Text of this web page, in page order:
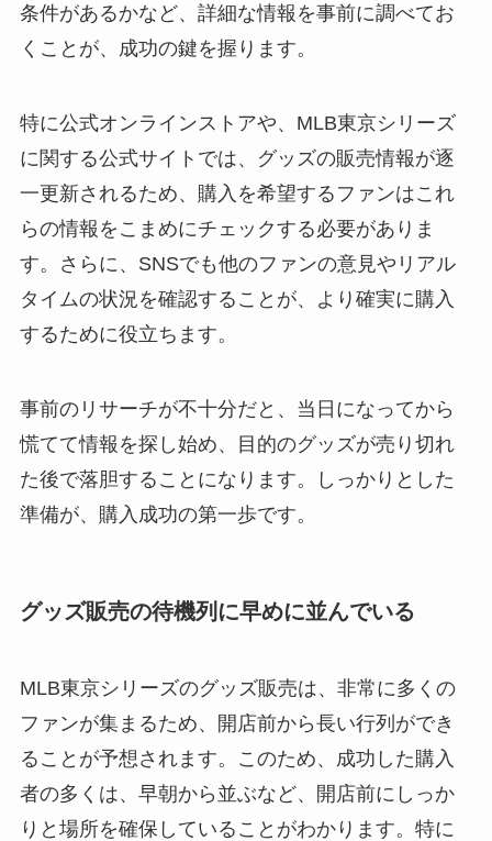
条件があるかなど、詳細な情報を事前に調べてお
くことが、成功の鍵を握ります。
特に公式オンラインストアや、MLB東京シリーズ
に関する公式サイトでは、グッズの販売情報が逐
一更新されるため、購入を希望するファンはこれ
らの情報をこまめにチェックする必要がありま
す。さらに、SNSでも他のファンの意見やリアル
タイムの状況を確認することが、より確実に購入
するために役立ちます。
事前のリサーチが不十分だと、当日になってから
慌てて情報を探し始め、目的のグッズが売り切れ
た後で落胆することになります。しっかりとした
準備が、購入成功の第一歩です。
グッズ販売の待機列に早めに並んでいる
MLB東京シリーズのグッズ販売は、非常に多くの
ファンが集まるため、開店前から長い行列ができ
ることが予想されます。このため、成功した購入
者の多くは、早朝から並ぶなど、開店前にしっか
りと場所を確保していることがわかります。特に